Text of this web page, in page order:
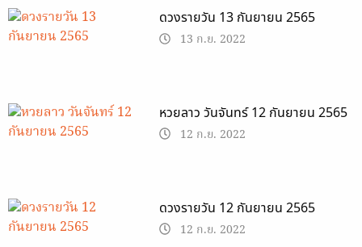
ดวงรายวัน 13 กันยายน 2565
13 ก.ย. 2022
หวยลาว วันจันทร์ 12 กันยายน 2565
12 ก.ย. 2022
ดวงรายวัน 12 กันยายน 2565
12 ก.ย. 2022